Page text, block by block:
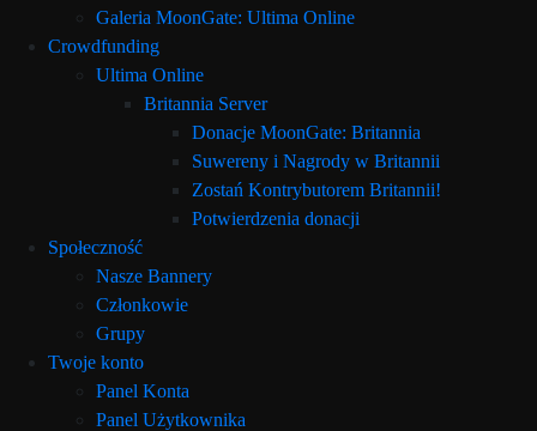
Galeria MoonGate: Ultima Online
Crowdfunding
Ultima Online
Britannia Server
Donacje MoonGate: Britannia
Suwereny i Nagrody w Britannii
Zostań Kontrybutorem Britannii!
Potwierdzenia donacji
Społeczność
Nasze Bannery
Członkowie
Grupy
Twoje konto
Panel Konta
Panel Użytkownika